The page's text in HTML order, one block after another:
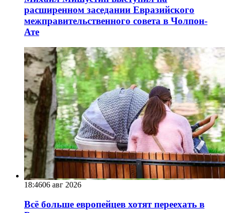
расширенном заседании Евразийского
межправительственного совета в Чолпон-
Ате
18:4606 авг 2026
Всё больше европейцев хотят переехать в